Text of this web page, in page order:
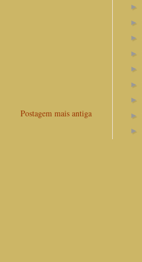
Postagem mais antiga
►
►
►
►
►
►
►
►
►